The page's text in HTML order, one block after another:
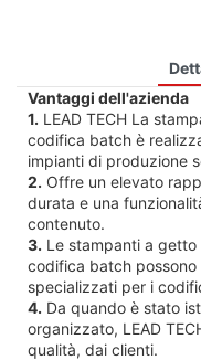
Vantaggi dell'azienda
1. LEAD TECH La
codifica batch è
impianti di produzione
2. Offre un elevato
durata e una
contenuto.
3. Le stampanti a
codifica batch
specializzati per i
4. Da quando è stato
organizzato, LEAD
qualità, dai clienti.